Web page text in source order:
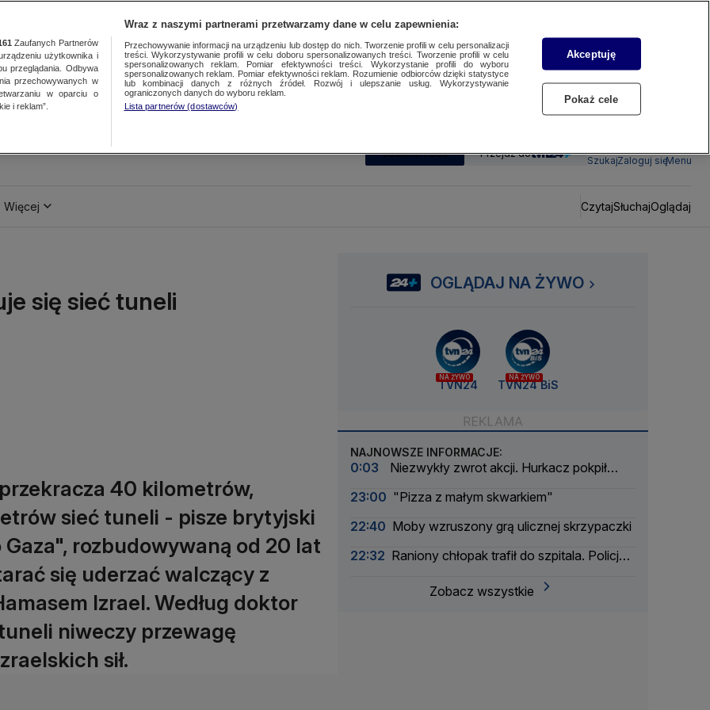
SUBSKRYBUJ Przejdź do
SzukajZaloguj sięMenu
Więcej CzytajSłuchajOglądaj
się sieć tuneli
40 kilometrów,
sieć tuneli - pisze brytyjski
rozbudowywaną od 20 lat
się uderzać walczący z
Izrael. Według doktor
niweczy przewagę
sił.
OGLĄDAJ NA ŻYWO
NA ŻYWO
TVN24
NA ŻYWO
TVN24 BiS
NAJNOWSZE INFORMACJE:
0:03
Niezwykły zwrot akcji. Hurkacz pokpił
23:00 "Pizza z małym skwarkiem"
22:40 Moby wzruszony grą ulicznej skrzypaczki
22:32 Raniony chłopak trafił do szpitala. Policja
Zobacz wszystkie
Zaufanych Partnerów
użytkownika i
przeglądania. Odbywa
przechowywanych w
w oparciu o
i reklam”.
Wraz z naszymi partnerami przetwarzamy dane w celu zapewnienia:
Przechowywanie informacji na urządzeniu lub dostęp do nich. Tworzenie profili w celu personalizacji
treści. Wykorzystywanie profili w celu doboru spersonalizowanych treści. Tworzenie profili w celu
spersonalizowanych reklam. Pomiar efektywności treści. Wykorzystanie profili do wyboru
spersonalizowanych reklam. Pomiar efektywności reklam. Rozumienie odbiorców dzięki statystyce
lub kombinacji danych z różnych źródeł. Rozwój i ulepszanie usług. Wykorzystywanie
ograniczonych danych do wyboru reklam.
Lista partnerów (dostawców)
Akceptuję
Pokaż cele